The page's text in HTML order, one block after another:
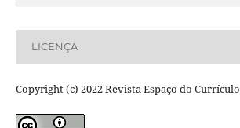
LICENÇA
Copyright (c) 2022 Revista Espaço do Currículo